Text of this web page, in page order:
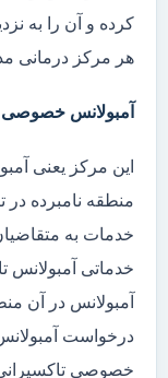
کرده و آن را به
هر مرکز درمانی
آمبولانس خصوصی
این مرکز یعنی
منطقه نامبرده در
خدمات به
خدماتی آمبولانس
آمبولانس در آن
درخواست
خصوصی